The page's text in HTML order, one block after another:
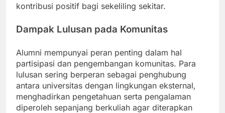
kontribusi positif bagi sekeliling sekitar.
Dampak Lulusan pada Komunitas
Alumni mempunyai peran penting dalam hal
partisipasi dan pengembangan komunitas. Para
lulusan sering berperan sebagai penghubung
antara universitas dengan lingkungan eksternal,
menghadirkan pengetahuan serta pengalaman
diperoleh sepanjang berkuliah agar diterapkan